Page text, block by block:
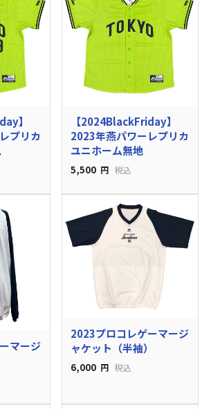
】
プリカ
【2024BlackFriday】
2023年燕パワーレプリカ
ユニホーム無地
5,500 円 税込
マージ
2023プロコレゲーマージ
ャケット（半袖）
6,000 円 税込